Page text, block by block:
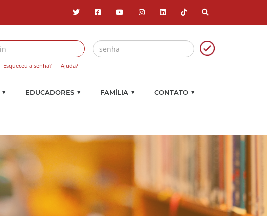
Esqueceu a senha? Ajuda?
▼ EDUCADORES ▼ FAMÍLIA ▼ CONTATO ▼